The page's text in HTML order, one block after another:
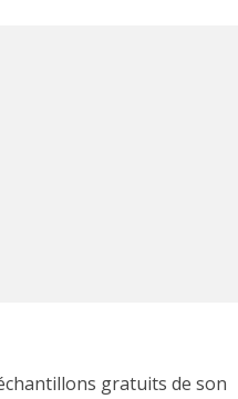
gratuits de son